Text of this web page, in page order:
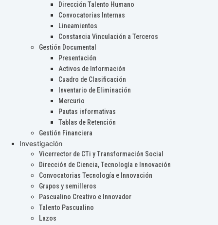
Dirección Talento Humano
Convocatorias Internas
Lineamientos
Constancia Vinculación a Terceros
Gestión Documental
Presentación
Activos de Información
Cuadro de Clasificación
Inventario de Eliminación
Mercurio
Pautas informativas
Tablas de Retención
Gestión Financiera
Investigación
Vicerrector de CTi y Transformación Social
Dirección de Ciencia, Tecnología e Innovación
Convocatorias Tecnología e Innovación
Grupos y semilleros
Pascualino Creativo e Innovador
Talento Pascualino
Lazos